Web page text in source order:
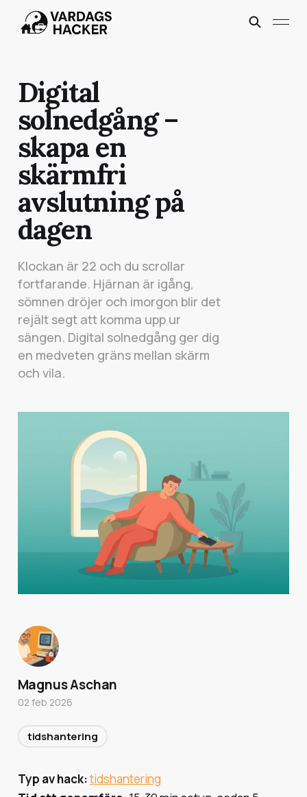
Digital
solnedgång –
skapa en
skärmfri
avslutning på
dagen
Klockan är 22 och du scrollar
fortfarande. Hjärnan är igång,
sömnen dröjer och imorgon blir det
rejält segt att komma upp ur
sängen. Digital solnedgång ger dig
en medveten gräns mellan skärm
och vila.
Typ av hack:tidshantering
Magnus Aschan
02 feb 2026
tidshantering